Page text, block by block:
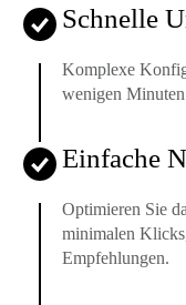
Schnelle
Komplexe
wenigen
Einfache
Optimieren Sie
minimalen
Empfehlungen.